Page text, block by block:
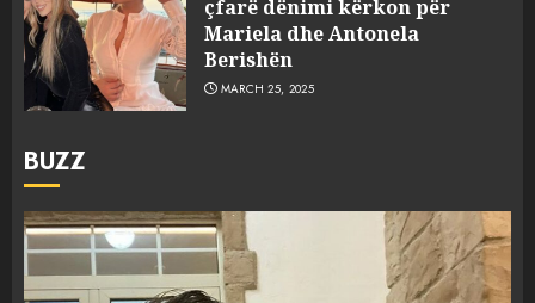
çfarë dënimi kërkon për
Mariela dhe Antonela
Berishën
MARCH 25, 2025
BUZZ